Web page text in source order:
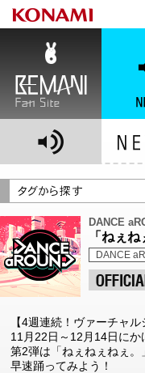
DANCE
「ねぇ
DANCE
【4週連続！ヴァーチャ
11月22日～12月14日に
第2弾は「ねぇねぇねぇ
早速踊ってみよう！